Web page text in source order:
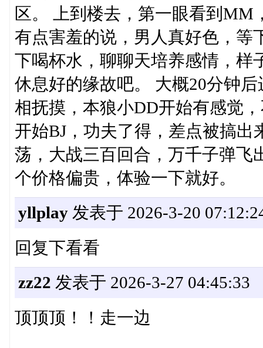
区。 上到楼去，第一眼看到
有点害羞的说，男人真好色，等
下喝杯水，聊聊天培养感情，样
休息好的缘故吧。 大概20分钟
相抚摸，本狼小DD开始有感觉
开始BJ，功夫了得，差点被搞
荡，大战三百回合，万千子弹飞
个价格偏贵，体验一下就好。
yllplay发表于 2026-3-20
回复下看看
zz22 发表于 2026-3-27 04:45:33
顶顶顶！！走一边